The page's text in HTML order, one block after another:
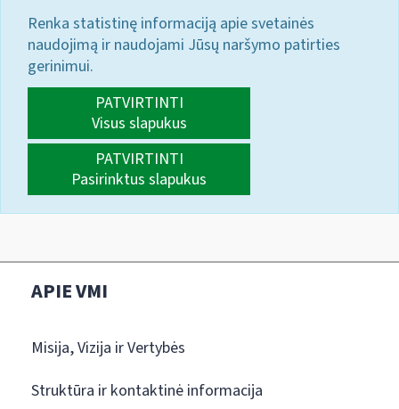
Renka statistinę informaciją apie svetainės
naudojimą ir naudojami Jūsų naršymo patirties
gerinimui.
PATVIRTINTI
Visus slapukus
PATVIRTINTI
Pasirinktus slapukus
APIE VMI
Misija, Vizija ir Vertybės
Struktūra ir kontaktinė informacija